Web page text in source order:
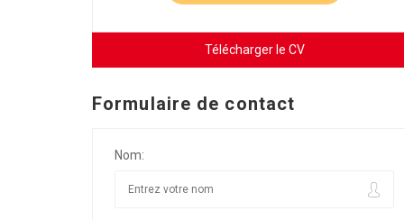
Télécharger le CV
Formulaire de contact
Nom: